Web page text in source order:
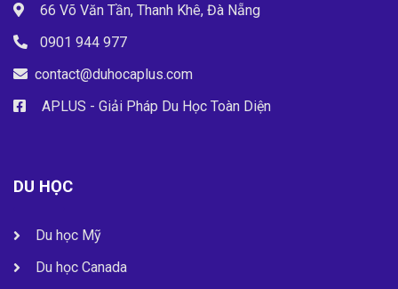
66 Võ Văn Tần, Thanh Khê, Đà Nẵng
0901 944 977
contact@duhocaplus.com
APLUS - Giải Pháp Du Học Toàn Diện
DU HỌC
Du học Mỹ
Du học Canada